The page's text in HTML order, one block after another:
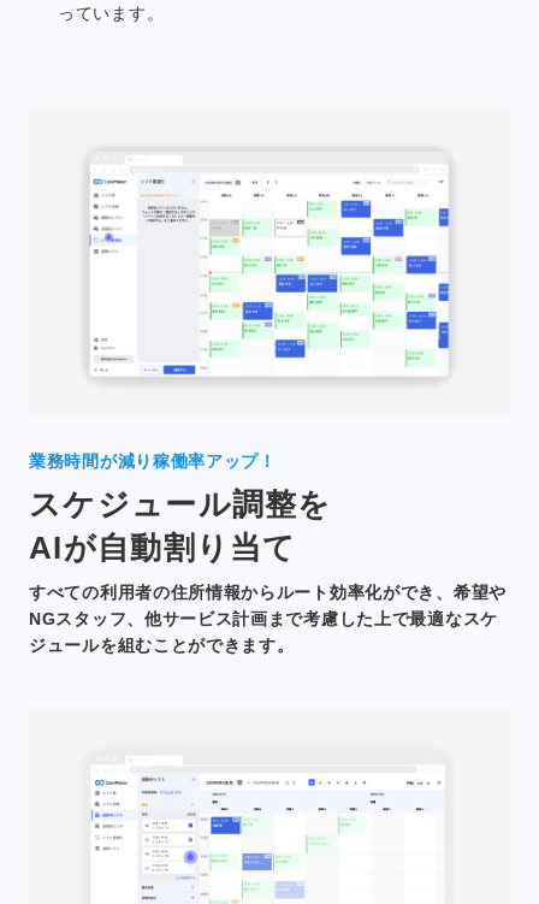
っています。
業務時間が減り稼働率アップ！
スケジュール調整を
AIが自動割り当て
すべての利用者の住所情報からルート効率化ができ、希望や
NGスタッフ、他サービス計画まで考慮した上で最適なスケ
ジュールを組むことができます。